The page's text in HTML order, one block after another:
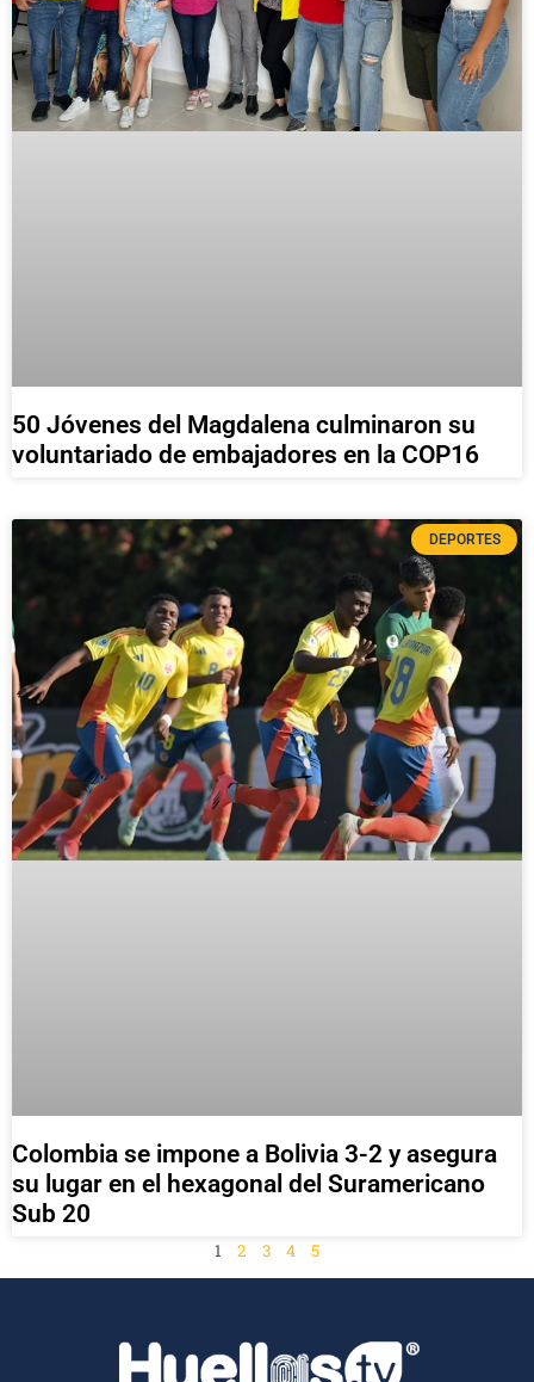
50 Jóvenes del Magdalena culminaron su
voluntariado de embajadores en la COP16
DEPORTES
Colombia se impone a Bolivia 3-2 y asegura
su lugar en el hexagonal del Suramericano
Sub 20
1 2 3 4 5